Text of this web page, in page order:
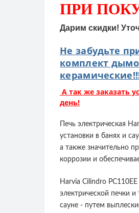
ПРИ
Дарим скидки!
Не забудьте
комплект
А так же заказать
день!
Печь электрическая
установки в банях и
а также значительно
коррозии и
Harvia Cilindro
электрической печки
сауне - путем